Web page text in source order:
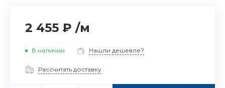
2 455 ₽ /м
В наличии Нашли дешевле?
Рассчитать доставку